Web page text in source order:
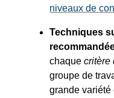
niveaux de
Techniques
chaque critère
groupe de
grande variété